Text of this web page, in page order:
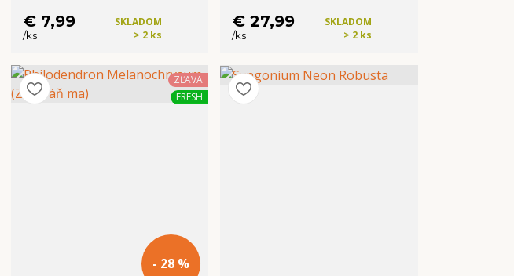
€ 7,99
/ks
SKLADOM
> 2 ks
€ 27,99
/ks
SKLADOM
> 2 ks
Kúpiť
ZĽAVA
FRESH
- 28 %